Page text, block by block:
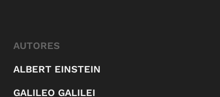
AUTORES
ALBERT EINSTEIN
GALILEO GALILEI